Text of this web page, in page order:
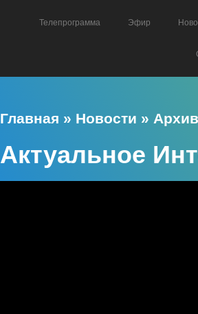
Телепрограмма Эфир
Главная » Новости » Архив
Актуальное